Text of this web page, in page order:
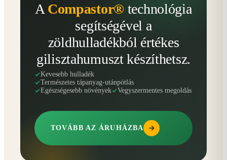
A Compastor® technológia
segítségével a
zöldhulladékból értékes
gilisztahumuszt készíthetsz.
Kevesebb hulladék
Természetes tápanyag-utánpótlás
Egészségesebb növények
Vegyszermentes megoldás
TOVÁBB AZ ÁRUHÁZBA